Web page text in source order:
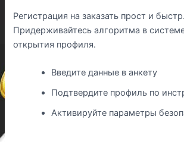
Регистрация на заказать прост и быстр.
Придерживайтесь алгоритма в
открытия профиля.
Введите данные в анкету
Подтвердите профиль по
Активируйте параметры